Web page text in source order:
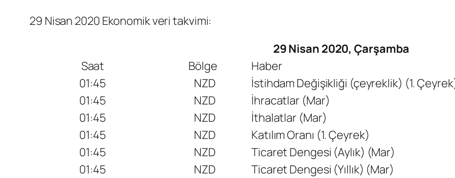
29 Nisan 2020 Ekonomik veri takvimi:
29 Nisan 2020, Çarşamba
Saat
Bölge
Haber
01:45
NZD
İstihdam Değişikliği (çeyreklik) (1.
01:45
NZD
İhracatlar (Mar)
01:45
NZD
İthalatlar (Mar)
01:45
NZD
Katılım Oranı (1. Çeyrek)
01:45
NZD
Ticaret Dengesi (Aylık) (Mar)
01:45
NZD
Ticaret Dengesi (Yıllık) (Mar)